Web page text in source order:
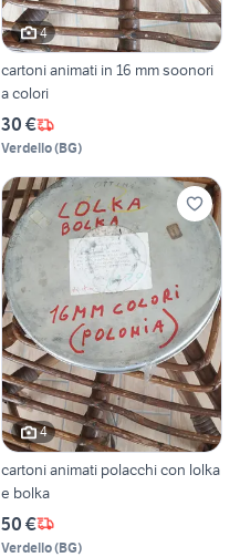
4
cartoni animati in 16 mm soonori
a colori
30 €
Verdello(BG)
4
cartoni animati polacchi con lolka
e bolka
50 €
Verdello(BG)